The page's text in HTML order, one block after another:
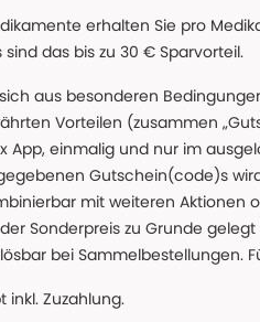
erhalten Sie pro
das bis zu 30 € Sparvorteil.
aus besonderen
Vorteilen (zusammen
einmalig und nur im
Gutschein(code)s
mit weiteren Aktionen
Sonderpreis zu Grunde
bei Sammelbestellungen.
inkl. Zuzahlung.